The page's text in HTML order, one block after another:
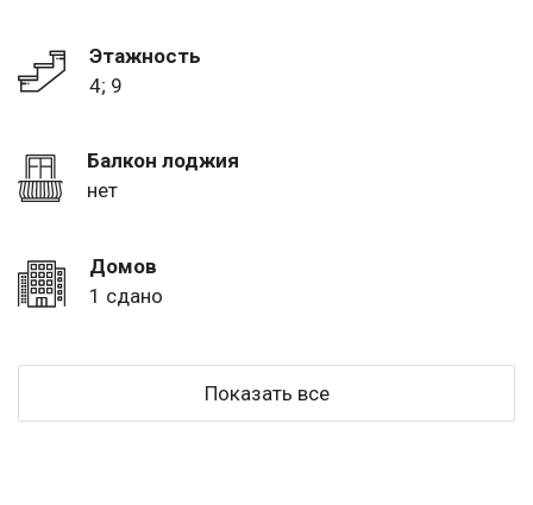
Этажность
4; 9
Балкон лоджия
нет
Домов
1 сдано
Показать все